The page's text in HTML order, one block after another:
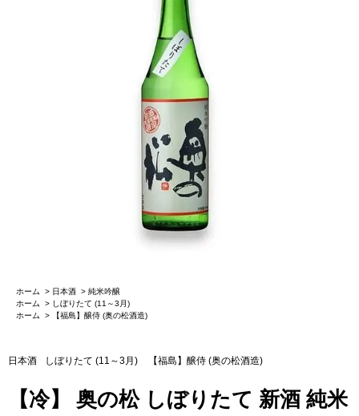
ホーム > 日本酒 > 純米吟醸
ホーム
> しぼりたて (11～3月)
ホーム
> 【福島】醸侍 (奥の松酒造)
日本酒 しぼりたて (11～3月) 【福島】醸侍 (奥の松酒造)
【冷】 奥の松 しぼりたて 新酒 純米